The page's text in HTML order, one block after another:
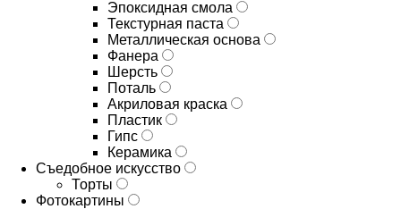
Эпоксидная смола
Текстурная паста
Металлическая основа
Фанера
Шерсть
Поталь
Акриловая краска
Пластик
Гипс
Керамика
Съедобное искусство
Торты
Фотокартины